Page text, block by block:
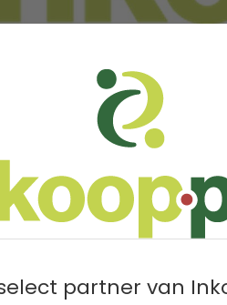
partner van